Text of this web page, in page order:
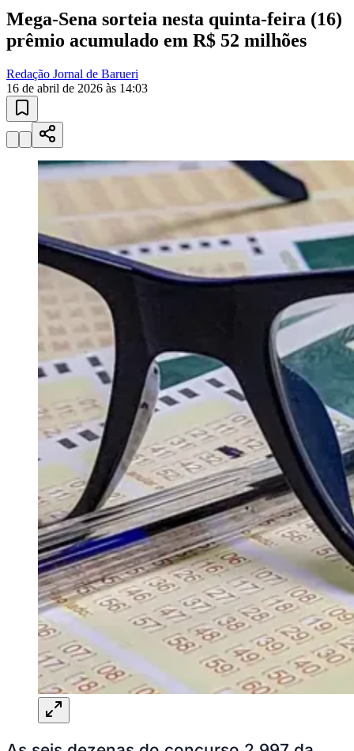
Juventude
10 anos de JBnovo portalconfira as novidades
Esportes ao Vivo
atualizadas
Paulistão, Brasileirão, Champions League e mais. Placar em tempo
Acompanhar jogos
Newsletter Bom Dia Barueri
Entretenimento Completo
Resultados das Loterias
Esportes ao Vivo
Trânsito em Tempo Real
Clima e Previsão do Tempo
Vagas de Emprego
Portal Pet
Explore Barueri
Guia de Empresas
Anuncie Aqui
Seguir
Mega-Sena sorteia nesta quinta-feira (16)
prêmio acumulado em R$ 52 milhões
Redação Jornal de Barueri
16 de abril de 2026 às 14:03